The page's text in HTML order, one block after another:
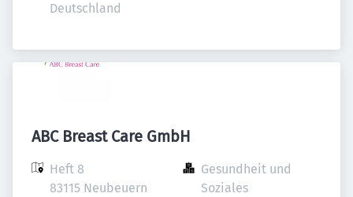
Deutschland
ABC Breast Care GmbH
Heft 8
83115 Neubeuern
Gesundheit und
Soziales